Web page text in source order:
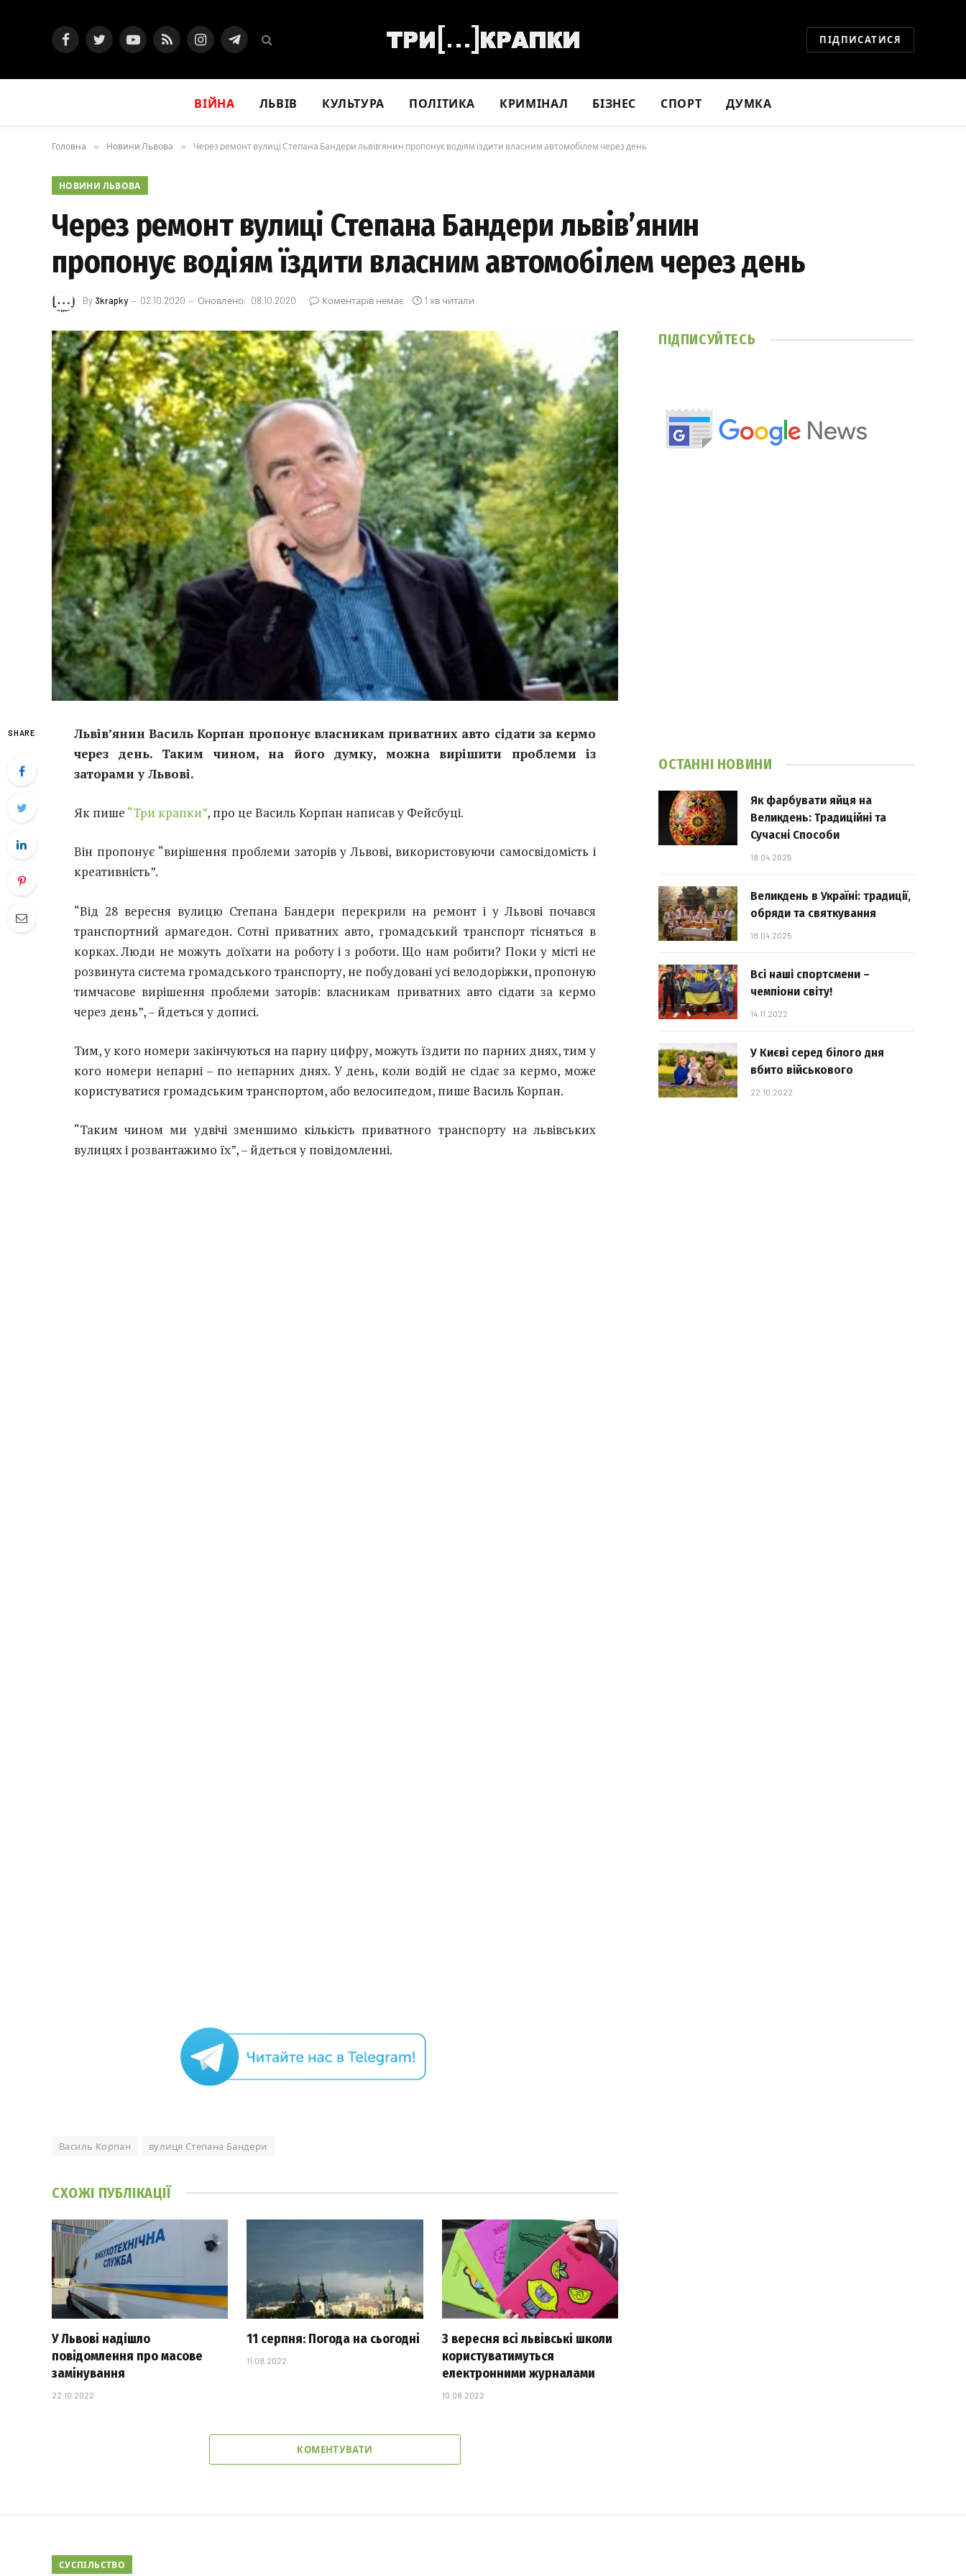
FacebookTwitterYouTubeRSS InstagramTelegram ПІДПИСАТИСЯ
ВІЙНА ЛЬВІВ КУЛЬТУРА ПОЛІТИКА КРИМІНАЛ БІЗНЕС СПОРТ ДУМКА
Головна » Новини Львова » Через ремонт вулиці Степана Бандери львів’янин пропонує водіям їздити власним автомобілем через день
НОВИНИ ЛЬВОВА
Через ремонт вулиці Степана Бандери львів’янин
пропонує водіям їздити власним автомобілем через день
By 3krapky 02.10.2020 Оновлено: 08.10.2020 Коментарів немає 1 хв читали
SHARE
Львів’янин Василь Корпан пропонує власникам приватних авто сідати за кермо
через день. Таким чином, на його думку, можна вирішити проблеми із
заторами у Львові.
Як пише “Три крапки”, про це Василь Корпан написав у Фейсбуці.
Він пропонує “вирішення проблеми заторів у Львові, використовуючи самосвідомість і
креативність”.
“Від 28 вересня вулицю Степана Бандери перекрили на ремонт і у Львові почався
транспортний армагедон. Сотні приватних авто, громадський транспорт тісняться в
корках. Люди не можуть доїхати на роботу і з роботи. Що нам робити? Поки у місті не
розвинута система громадського транспорту, не побудовані усі велодоріжки, пропоную
тимчасове вирішення проблеми заторів: власникам приватних авто сідати за кермо
через день”, – йдеться у дописі.
Тим, у кого номери закінчуються на парну цифру, можуть їздити по парних днях, тим у
кого номери непарні – по непарних днях. У день, коли водій не сідає за кермо, може
користуватися громадським транспортом, або велосипедом, пише Василь Корпан.
“Таким чином ми удвічі зменшимо кількість приватного транспорту на львівських
вулицях і розвантажимо їх”, – йдеться у повідомленні.
Василь Корпан вулиця Степана Бандери
СХОЖІ ПУБЛІКАЦІЇ
У Львові надішло
повідомлення про масове
замінування
22.10.2022
11 серпня: Погода на сьогодні
11.08.2022
З вересня всі львівські школи
користуватимуться
електронними журналами
10.08.2022
КОМЕНТУВАТИ
ПІДПИСУЙТЕСЬ
ОСТАННІ НОВИНИ
Як фарбувати яйця на
Великдень: Традиційні та
Сучасні Способи
18.04.2025
Великдень в Україні: традиції,
обряди та святкування
18.04.2025
Всі наші спортсмени –
чемпіони світу!
14.11.2022
У Києві серед білого дня
вбито військового
22.10.2022
СУСПІЛЬСТВО